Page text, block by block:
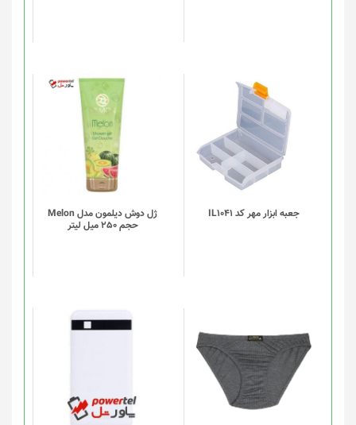
جعبه ابزار مهر کد IL1041
این
محصول
دارای
انواع
مختلفی
می
گزینه
انتخاب
شوند
ژل دوش دیلمون مدل Melon
حجم 250 میل لیتر
این
محصول
دارای
انواع
مختلفی
می